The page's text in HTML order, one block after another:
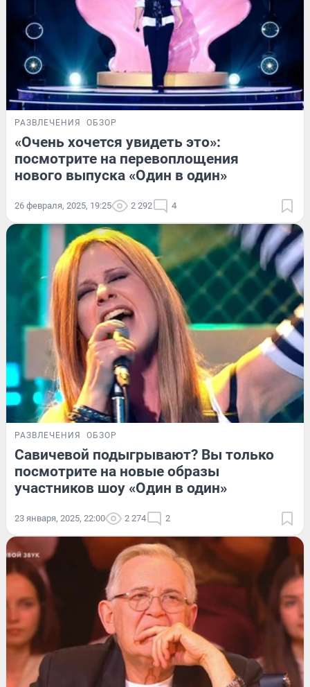
РАЗВЛЕЧЕНИЯ ОБЗОР
«Очень хочется увидеть это»:
посмотрите на перевоплощения
нового выпуска «Один в один»
26 февраля, 2025, 19:25 2 292 4
РАЗВЛЕЧЕНИЯ ОБЗОР
Савичевой подыгрывают? Вы только
посмотрите на новые образы
участников шоу «Один в один»
23 января, 2025, 22:00 2 274 2